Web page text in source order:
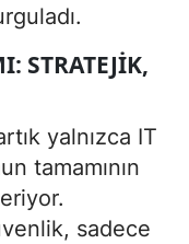
STRATEJIK,
yalnızca IT
tamamının
sadece